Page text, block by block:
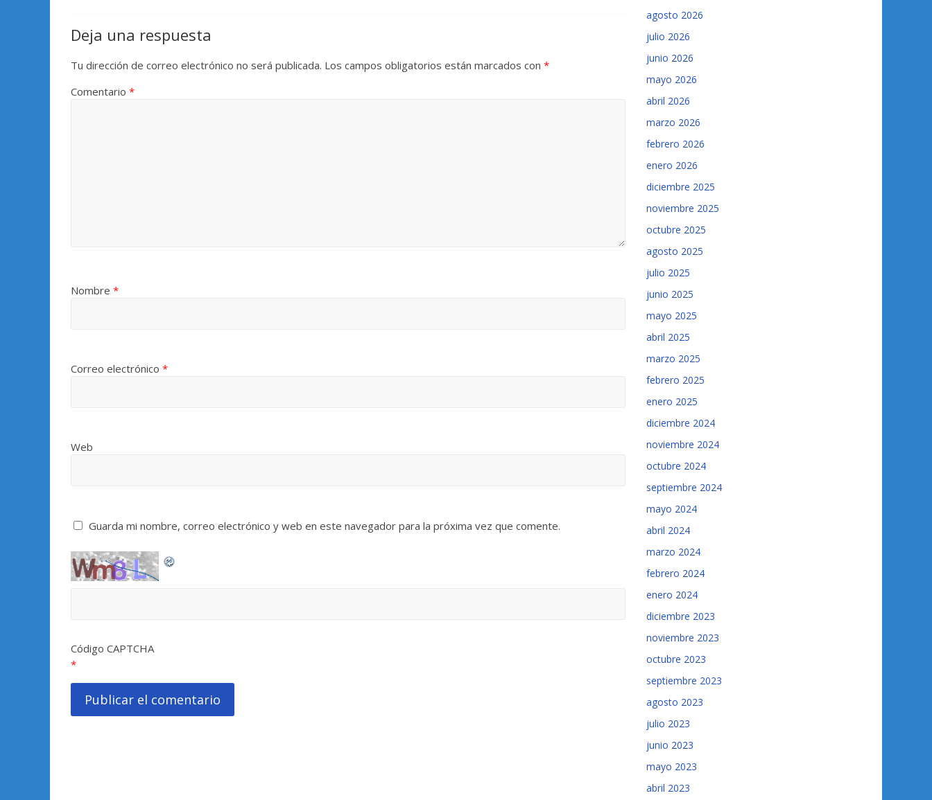
Deja una respuesta
Tu dirección de correo electrónico no será publicada. Los campos obligatorios están marcados con *
Comentario *
Nombre *
Correo electrónico *
Web
Guarda mi nombre, correo electrónico y web en este navegador para la próxima vez que comente.
Código CAPTCHA
*
agosto 2026
julio 2026
junio 2026
mayo 2026
abril 2026
marzo 2026
febrero 2026
enero 2026
diciembre 2025
noviembre 2025
octubre 2025
agosto 2025
julio 2025
junio 2025
mayo 2025
abril 2025
marzo 2025
febrero 2025
enero 2025
diciembre 2024
noviembre 2024
octubre 2024
septiembre 2024
mayo 2024
abril 2024
marzo 2024
febrero 2024
enero 2024
diciembre 2023
noviembre 2023
octubre 2023
septiembre 2023
agosto 2023
julio 2023
junio 2023
mayo 2023
abril 2023